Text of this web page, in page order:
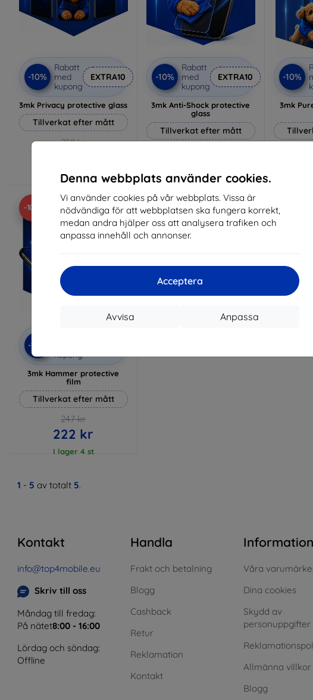
Denna webbplats använder cookies.
Vi använder cookies på vår webbplats. Vissa är
nödvändiga för att webbplatsen ska fungera korrekt,
medan andra hjälper oss att analysera trafiken och
anpassa innehåll och annonser.
Acceptera
Anpassa
Avvisa
-10%
Rabatt
med
kupong
EXTRA10
3mk Privacy protective glass
Tillverkat efter mått
258 kr
I lager 3 st
-10%
Rabatt
med
kupong
EXTRA10
3mk Anti-Shock protective
glass
Tillverkat efter mått
I lager > 5 st
-10%
3mk
I
-10%
-10%
kupong
3mk Hammer protective
film
Tillverkat efter mått
247 kr
222 kr
I lager 4 st
1 - 5 av totalt 5.
Kontakt
info@top4mobile.eu
Skriv till oss
Måndag till fredag:
På nätet8:00 - 16:00
Lördag och söndag:
Offline
Handla
Frakt och betalning
Blogg
Cashback
Retur
Reklamation
Kontakt
Information
Våra
Dina cookies
Skydd av
personuppgifter
Allmänna villkor
Blogg